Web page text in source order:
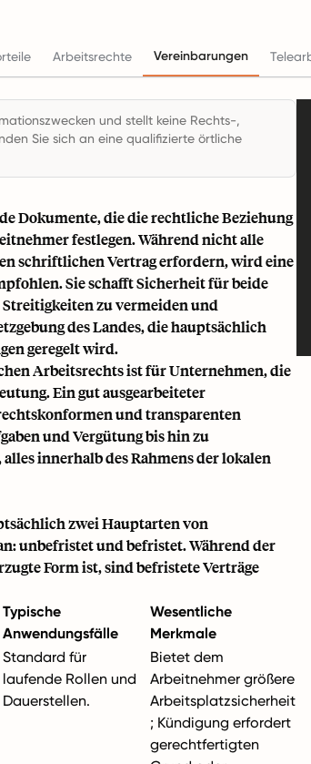
Arbeitsrechte Vereinbarungen
und stellt keine Rechts-,
Sie sich an eine qualifizierte örtliche
Dokumente, die die rechtliche Beziehung
festlegen. Während nicht alle
schriftlichen Vertrag erfordern, wird eine
Sie schafft Sicherheit für beide
zu vermeiden und
des Landes, die hauptsächlich
geregelt wird.
Arbeitsrechts ist für Unternehmen, die
Ein gut ausgearbeiteter
und transparenten
und Vergütung bis hin zu
innerhalb des Rahmens der lokalen
zwei Hauptarten von
unbefristet und befristet. Während der
Form ist, sind befristete Verträge
Typische
Anwendungsfälle
Wesentliche
Merkmale
Standard für
laufende Rollen und
Dauerstellen.
Bietet dem
Arbeitnehmer größere
Arbeitsplatzsicherheit
; Kündigung erfordert
gerechtfertigten